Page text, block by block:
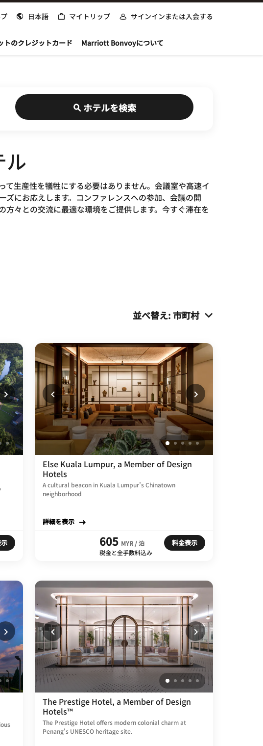
日本語 マイトリップ サインインまたは入会する
トのクレジットカード Marriott Bonvoyについて
ホテルを検索
ル
生産性を犠牲にする必要はありません。会議室や高速イ
にお応えします。コンファレンスへの参加、会議の開
々との交流に最適な環境をご提供します。今すぐ滞在を
並べ替え:市町村
Else Kuala Lumpur, a Member of Design
Hotels
A cultural beacon in Kuala Lumpur’s Chinatown
neighborhood
詳細を表示
605 MYR / 泊
税金と全手数料込み
料金表示
The Prestige Hotel, a Member of Design
Hotels™
The Prestige Hotel offers modern colonial charm at
Penang's UNESCO heritage site.